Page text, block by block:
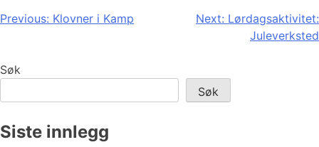
Innleggsnavigasjon
Previous: Klovner i Kamp Next: Lørdagsaktivitet:
Juleverksted
Søk
Søk
Siste innlegg